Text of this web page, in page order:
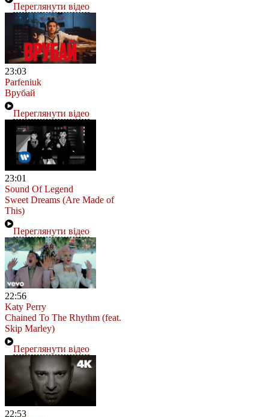
Переглянути відео
23:03
Parfeniuk
Врубай
Переглянути відео
23:01
Sound Of Legend
Sweet Dreams (Are Made of
This)
Переглянути відео
22:56
Katy Perry
Chained To The Rhythm (feat.
Skip Marley)
Переглянути відео
22:53